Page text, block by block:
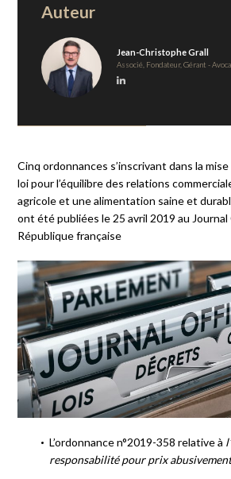
Auteur
Jean-Christophe Grall
Associé, Fondateur, Gérant -
Cinq ordonnances s’inscrivant dans la
loi pour l’équilibre des relations
agricole et une alimentation saine et
ont été publiées le 25 avril 2019 au
République française
L’ordonnance n°2019-358 relative à
responsabilité pour prix